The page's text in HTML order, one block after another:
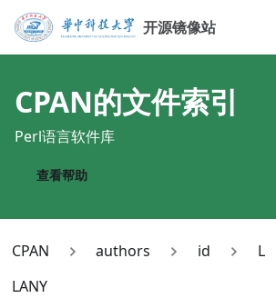
开源镜像站
CPAN的文件索引
Perl语言软件库
查看帮助
CPAN authors id L
LANY